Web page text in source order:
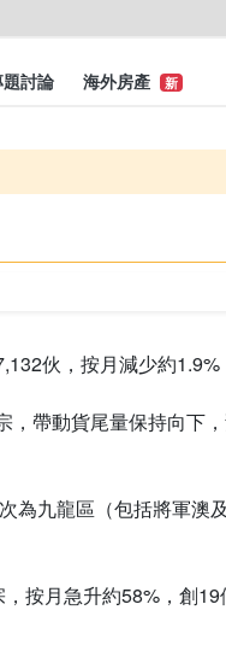
討論 海外房產 新
伙，按月減少約1.9%
帶動貨尾量保持向下
九龍區（包括將軍澳
按月急升約58%，創19